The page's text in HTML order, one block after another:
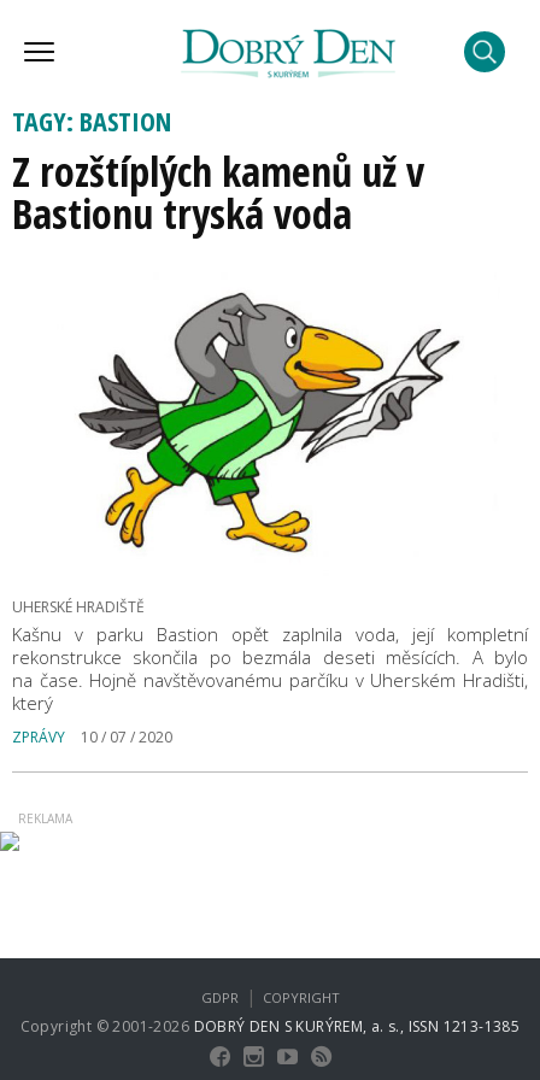
TAGY: BASTION
Z rozštíplých kamenů už v
Bastionu tryská voda
UHERSKÉ HRADIŠTĚ
Kašnu v parku Bastion opět zaplnila voda, její kompletní
rekonstrukce skončila po bezmála deseti měsících. A bylo
na čase. Hojně navštěvovanému parčíku v Uherském Hradišti,
který
ZPRÁVY 10 / 07 / 2020
Copyright © 2001-2026 DOBRÝ DEN S KURÝREM, a. s., ISSN 1213-1385
GDPR | COPYRIGHT